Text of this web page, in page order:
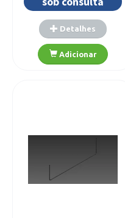
Detalhes
Adicionar